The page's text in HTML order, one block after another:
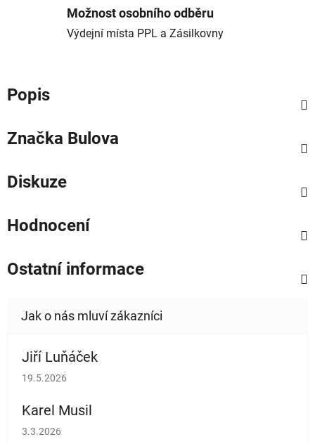
Možnost osobního odběru
Výdejní místa PPL a Zásilkovny
Popis
Značka Bulova
Diskuze
Hodnocení
Ostatní informace
Jiří Luňáček
Hodnocení obchodu je 5 z 5 hvězdiček.
19.5.2026
Karel Musil
Hodnocení obchodu je 5 z 5 hvězdiček.
3.3.2026